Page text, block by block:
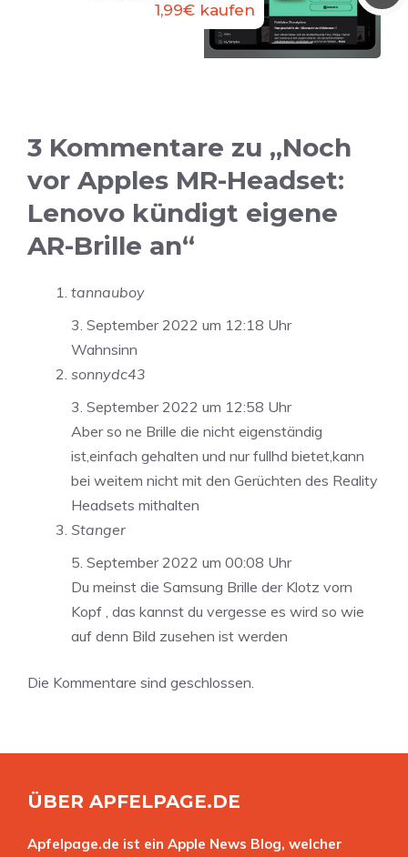
1,99€ kaufen
3 Kommentare zu „Noch
vor Apples MR-Headset:
Lenovo kündigt eigene
AR-Brille an“
tannauboy
3. September 2022 um 12:18 Uhr
Wahnsinn
sonnydc43
3. September 2022 um 12:58 Uhr
Aber so ne Brille die nicht eigenständig
ist,einfach gehalten und nur fullhd bietet,kann
bei weitem nicht mit den Gerüchten des Reality
Headsets mithalten
Stanger
5. September 2022 um 00:08 Uhr
Du meinst die Samsung Brille der Klotz vorn
Kopf , das kannst du vergesse es wird so wie
auf denn Bild zusehen ist werden
Die Kommentare sind geschlossen.
ÜBER APFELPAGE.DE
Apfelpage.de ist ein Apple News Blog, welcher